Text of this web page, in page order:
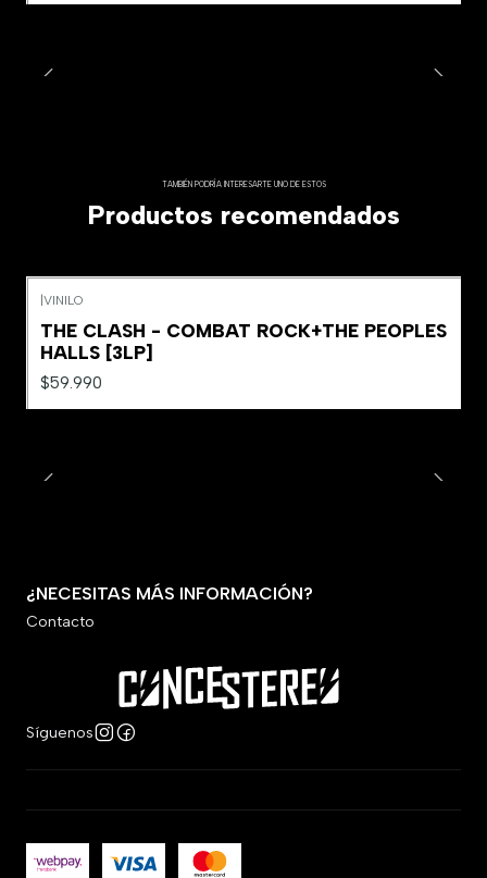
TAMBIÉN PODRÍA INTERESARTE UNO DE ESTOS
Productos recomendados
VINILO
THE CLASH - COMBAT ROCK+THE PEOPLES
HALLS [3LP]
$59.990
¿NECESITAS MÁS INFORMACIÓN?
Contacto
Síguenos